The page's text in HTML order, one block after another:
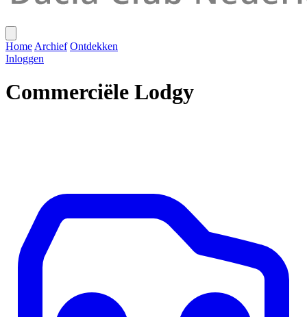
Home Archief Ontdekken
Inloggen
Commerciële Lodgy